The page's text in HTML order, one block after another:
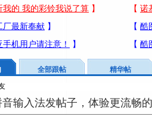
全部跟帖
精华帖
输入法发帖子，体验更流畅